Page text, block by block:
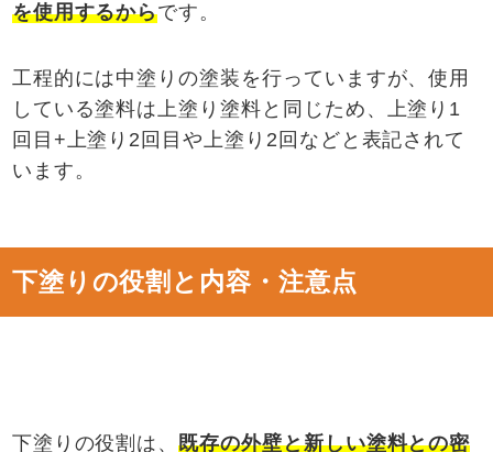
を使用するからです。
工程的には中塗りの塗装を行っていますが、使用
している塗料は上塗り塗料と同じため、上塗り1
回目+上塗り2回目や上塗り2回などと表記されて
います。
下塗りの役割と内容・注意点
下塗りの役割は、既存の外壁と新しい塗料との密